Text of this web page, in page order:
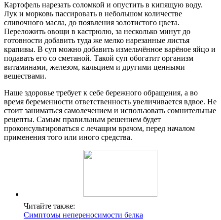
Картофель нарезать соломкой и опустить в кипящую воду.
Лук и морковь пассировать в небольшом количестве
сливочного масла, до появления золотистого цвета.
Переложить овощи в кастрюлю, за несколько минут до
готовности добавить туда же мелко нарезанные листья
крапивы. В суп можно добавить измельчённое варёное яйцо и
подавать его со сметаной. Такой суп обогатит организм
витаминами, железом, кальцием и другими ценными
веществами.
Наше здоровье требует к себе бережного обращения, а во
время беременности ответственность увеличивается вдвое. Не
стоит заниматься самолечением и использовать сомнительные
рецепты. Самым правильным решением будет
проконсультироваться с лечащим врачом, перед началом
применения того или иного средства.
Читайте также:
Симптомы непереносимости белка